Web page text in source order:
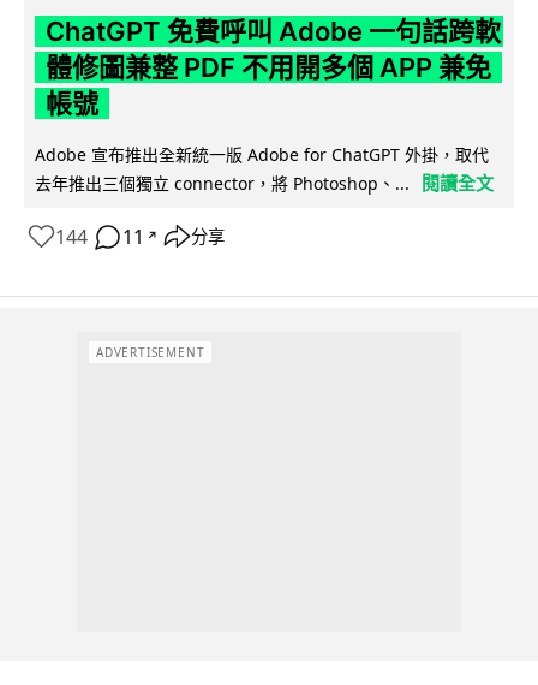
ChatGPT 免費呼叫 Adobe 一句話跨軟
體修圖兼整 PDF 不用開多個 APP 兼免
帳號
Adobe 宣布推出全新統一版 Adobe for ChatGPT 外掛，取代
去年推出三個獨立 connector，將 Photoshop、...
閱讀全文
144 11 ↗ 分享
ADVERTISEMENT